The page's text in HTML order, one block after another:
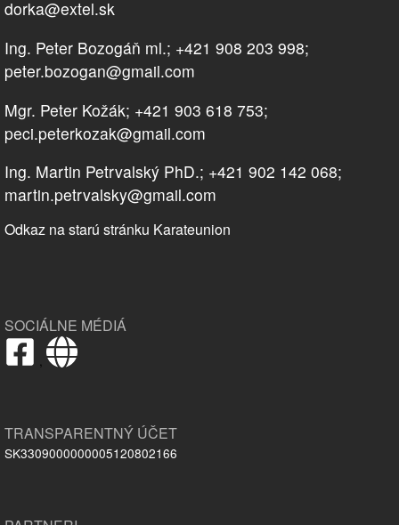
dorka@extel.sk
Ing. Peter Bozogáň ml.; +421 908 203 998;
peter.bozogan@gmail.com
Mgr. Peter Kožák; +421 903 618 753;
peci.peterkozak@gmail.com
Ing. Martin Petrvalský PhD.; +421 902 142 068;
martin.petrvalsky@gmail.com
Odkaz na starú stránku Karateunion
SOCIÁLNE MÉDIÁ
,
TRANSPARENTNÝ ÚČET
SK3309000000005120802166